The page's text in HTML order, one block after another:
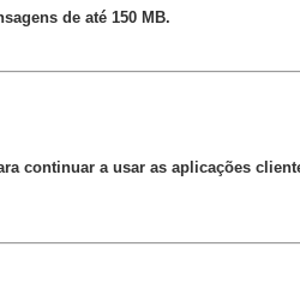
de até 150 MB.
continuar a usar as aplicações